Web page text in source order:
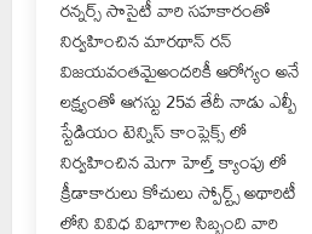
రన్నర్స్ సొసైటీ వారి సహకారంతో
నిర్వహించిన మారథాన్ రన్
విజయవంతమైఅందరికీ ఆరోగ్యం అనే
లక్ష్యంతో ఆగస్టు 25వ తేదీ నాడు ఎల్బీ
స్టేడియం టెన్నిస్ కాంప్లెక్స్ లో
నిర్వహించిన మెగా హెల్త్ క్యాంపు లో
క్రీడాకారులు కోచులు స్పోర్ట్స్ అథారిటీ
లోని వివిధ విభాగాల సిబ్బంది వారి